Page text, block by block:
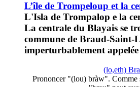
L’île de Trompeloup et la
L'Isla de Trompalop e la
La centrale du Blayais se
commune de Braud-Saint-
imperturbablement
(lo,eth)
Prononcer "(lou) bràw". Comme